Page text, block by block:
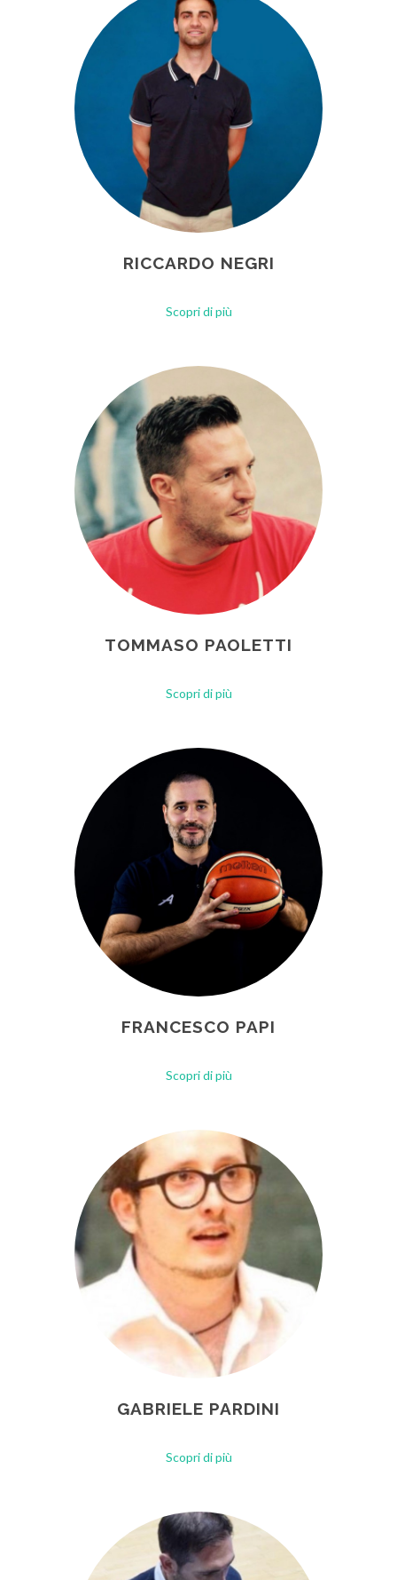
RICCARDO NEGRI
Scopri di più
TOMMASO PAOLETTI
Scopri di più
FRANCESCO PAPI
Scopri di più
GABRIELE PARDINI
Scopri di più